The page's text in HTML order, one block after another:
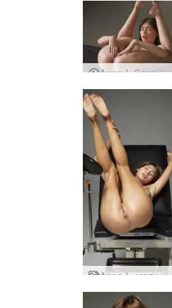
Anna L Séance Photos Explicites
Anna L crazy horny